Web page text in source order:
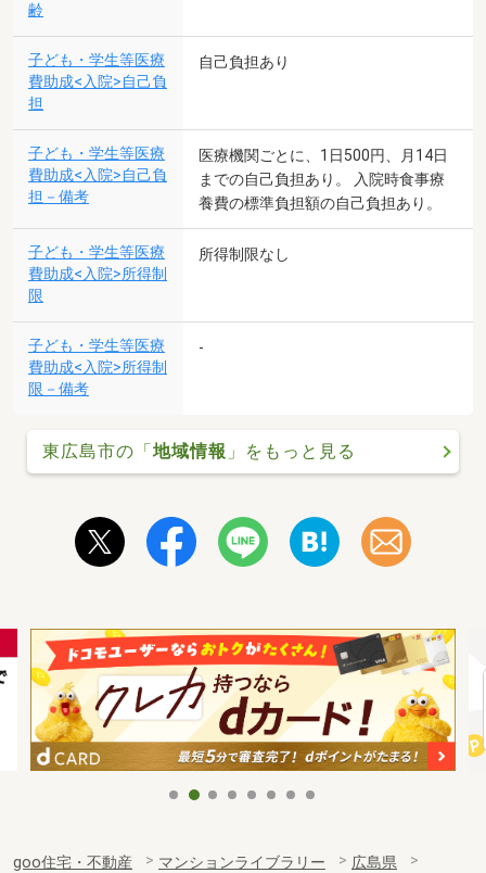
齢
子ども・学生等医療
費助成<入院>自己負
担
自己負担あり
子ども・学生等医療
費助成<入院>自己負
担－備考
医療機関ごとに、1日500円、月14日
までの自己負担あり。 入院時食事療
養費の標準負担額の自己負担あり。
子ども・学生等医療
費助成<入院>所得制
限
所得制限なし
子ども・学生等医療
費助成<入院>所得制
限－備考
-
東広島市の「地域情報 」をもっと見る
goo住宅・不動産 マンションライブラリー
広島県